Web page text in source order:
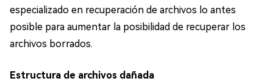
especializado en recuperación de archivos lo antes
posible para aumentar la posibilidad de recuperar los
archivos borrados.
Estructura de archivos dañada